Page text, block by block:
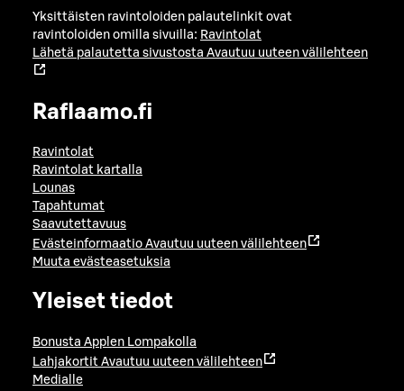
Yksittäisten ravintoloiden palautelinkit ovat
ravintoloiden omilla sivuilla: Ravintolat
Lähetä palautetta sivustosta Avautuu uuteen välilehteen
Raflaamo.fi
Ravintolat
Ravintolat kartalla
Lounas
Tapahtumat
Saavutettavuus
Evästeinformaatio Avautuu uuteen välilehteen
Muuta evästeasetuksia
Yleiset tiedot
Bonusta Applen Lompakolla
Lahjakortit Avautuu uuteen välilehteen
Medialle